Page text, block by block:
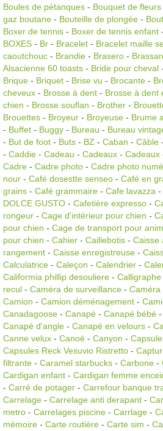
Boules de pétanques - Bouquet de fleurs
gaz boutane - Bouteille de plongée -
Boxer de tennis - Boxer de tennis enfant -
BOXES - Br - Bracelet - Bracelet maille
caoutchouc - Brandie - Brasero -
Alsacienne 60 toasts - Bride pour cheval -
Brique - Briquet - Brise vu - Brocante -
cheveux - Brosse à dent - Brosse à dent
chien - Brosse souflan - Brother -
Brouettes - Broyeur - Broyeuse - Brume
- Buffet - Buggy - Bureau - Bureau
- But de foot - Buts - BZ - Caban - Câble -
- Caddie - Cadeau - Cadeaux - Cadeaux
Cadre - Cadre photo - Cadre photo
nour - Café dosestte senseo - Café en
grains - Café grammaire - Cafe lavazza -
DOLCE GUSTO - Cafetière expresso -
rongeur - Cage d'intérieur pour chien -
pour chien - Cage de transport pour
pour chien - Cahier - Caillebotis - Caisse
rangement - Caisse enregistreuse -
Calculatrice - Caleçon - Calendrier -
Califormia phillip desouliere - Calligraphe
recul - Caméra de surveillance - Caméra
Camion - Camion déménagement -
Canadagoose - Canapé - Canapé bébé -
Canapé d'angle - Canapé en velours -
Canne velux - Canoë - Canyon -
Capsules Reck Vesuvio Ristretto -
filtrante - Caramel starbucks - Carbone -
Cardigan enfant - Cardigan femme
- Carré de potager - Carrefour banque
Carrelage - Carrelage anti derapant -
metro - Carrelages piscine - Carrlage -
mémoire - Carte routière - Carte sim -